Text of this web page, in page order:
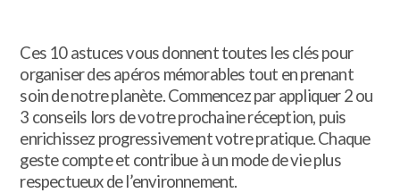
Ces 10 astuces vous donnent toutes les clés pour
organiser des apéros mémorables tout en prenant
soin de notre planète. Commencez par appliquer 2 ou
3 conseils lors de votre prochaine réception, puis
enrichissez progressivement votre pratique. Chaque
geste compte et contribue à un mode de vie plus
respectueux de l’environnement.